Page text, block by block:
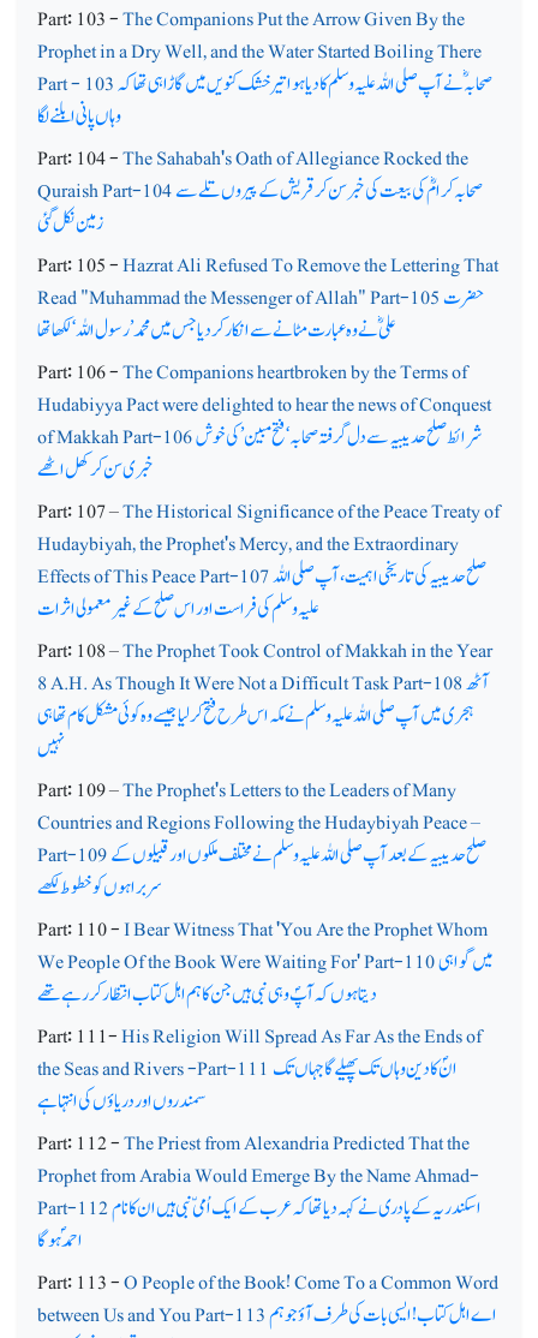
Part: 103 -The Companions Put the Arrow Given By the
Prophet in a Dry Well, and the Water Started Boiling There
Part - 103صحابہؓ نے آپ صلی اللہ علیہ وسلم کا دیا ہوا تیر خشک کنویں میں گاڑاہی تھا کہ
وہاں پانی ابلنے لگا
Part: 104 -The Sahabah's Oath of Allegiance Rocked the
Quraish Part-104صحابہ کرامؓ کی بیعت کی خبر سن کر قریش کے پیروں تلے سے
زمین نکل گئی
Part: 105 -Hazrat Ali Refused To Remove the Lettering That
Read "Muhammad the Messenger of Allah" Part-105حضرت
علیؓ نے وہ عبارت مٹانے سے انکار کردیا جس میں محمد’رسول اللہ‘ لکھا تھا
Part: 106 -The Companions heartbroken by the Terms of
Hudabiyya Pact were delighted to hear the news of Conquest
of Makkah Part-106شرائط صلح حدیبیہ سے دل گرفتہ صحابہ‘ فتح مبین ’ کی خوش
خبری سن کر کھل اٹھے
Part: 107 –The Historical Significance of the Peace Treaty of
Hudaybiyah, the Prophet's Mercy, and the Extraordinary
Effects of This Peace Part-107صلح حدیبیہ کی تاریخی اہمیت، آپ صلی اللہ
علیہ وسلم کی فراست اور اس صلح کے غیر معمولی اثرات
Part: 108 –The Prophet Took Control of Makkah in the Year
8 A.H. As Though It Were Not a Difficult Task Part-108آٹھ
ہجری میں آپ صلی اللہ علیہ وسلم نے مکہ اس طرح فتح کرلیا جیسے وہ کوئی مشکل کام تھا ہی
نہیں
Part: 109 –The Prophet's Letters to the Leaders of Many
Countries and Regions Following the Hudaybiyah Peace –
Part-109صلح حدیبیہ کے بعد آپ صلی اللہ علیہ وسلم نے مختلف ملکوں او رقبیلوں کے
سربراہوں کو خطوط لکھے
Part: 110 -I Bear Witness That 'You Are the Prophet Whom
We People Of the Book Were Waiting For' Part-110میں گواہی
دیتا ہوں کہ آپؐ وہی نبی ہیں جن کا ہم اہل کتاب انتظار کررہے تھے
Part: 111-His Religion Will Spread As Far As the Ends of
the Seas and Rivers -Part-111 انؐ کا دین وہاں تک پھیلے گا جہاں تک
سمندروں اور دریاؤں کی انتہا ہے
Part: 112 -The Priest from Alexandria Predicted That the
Prophet from Arabia Would Emerge By the Name Ahmad-
Part-112اسکندریہ کے پادری نےکہہ دیا تھا کہ عرب کےایک اُمی ّنبی ہیں ان کا نام
احمدؐ ہوگا
Part: 113 -O People of the Book! Come To a Common Word
between Us and You Part-113اے اہل کتاب! ایسی بات کی طرف آؤ جو ہم